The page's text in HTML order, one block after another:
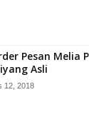
Pesan Melia
Asli
12, 2018